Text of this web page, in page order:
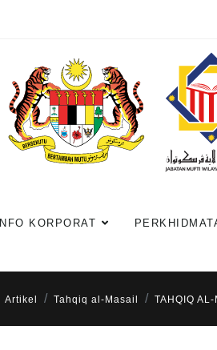
INFO KORPORAT
Artikel Tahqiq al-Masail TAHQIQ